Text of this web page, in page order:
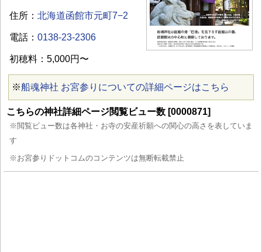
住所： 北海道函館市元町7−2
電話： 0138-23-2306
初穂料：5,000円〜
※船魂神社 お宮参りについての詳細ページはこちら
こちらの神社詳細ページ閲覧ビュー数 [0000871]
※閲覧ビュー数は各神社・お寺の安産祈願への関心の高さを表していま
す
※お宮参りドットコムのコンテンツは無断転載禁止